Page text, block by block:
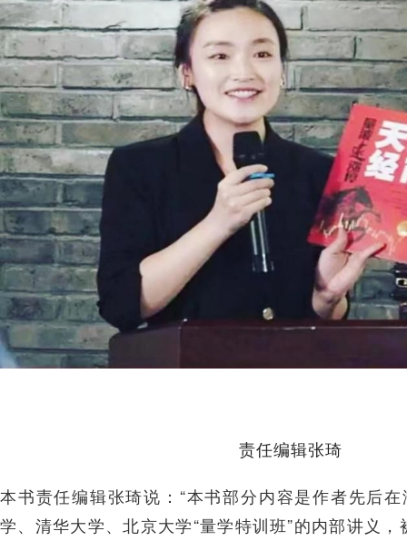
责任编辑张琦
本书责任编辑张琦说：“本书部分内容是作者先后
学、清华大学、北京大学“量学特训班”的内部讲义